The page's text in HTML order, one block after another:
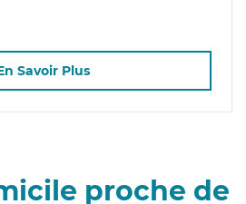
Savoir Plus
proche de